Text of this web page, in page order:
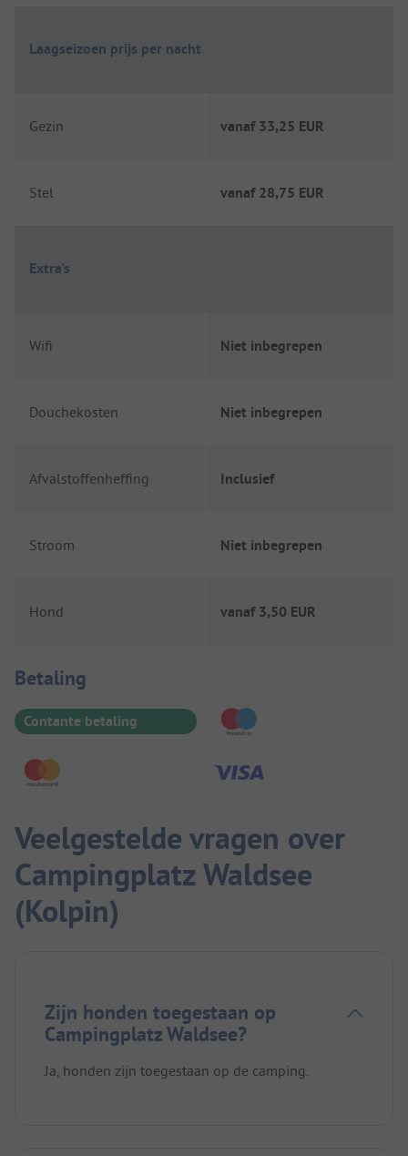
Laagseizoen prijs per nacht
Gezin vanaf 33,25 EUR
Stel vanaf 28,75 EUR
Extra's
Wifi Niet inbegrepen
Douchekosten Niet inbegrepen
Afvalstoffenheffing Inclusief
Stroom Niet inbegrepen
Hond vanaf 3,50 EUR
Betaalinformatie
Betaling
Contante betaling
Veelgestelde vragen over
Campingplatz Waldsee
(Kolpin)
Zijn honden toegestaan op
Campingplatz Waldsee?
Ja, honden zijn toegestaan op de camping.